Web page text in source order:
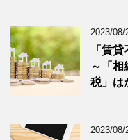
2023/08/
「賃
～「
税」は
2023/08/